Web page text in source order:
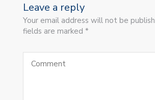
Leave a reply
Your email address will not be
fields are marked *